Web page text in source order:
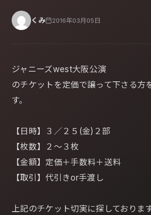
くみ 2016年03月05日
ジャニーズwest大阪公演
のチケットを定価で譲って下さる方
す。
【日時】３／２５(金)２部
【枚数】２～３枚
【金額】定価＋手数料＋送料
【取引】代引きor手渡し
上記のチケット切実に探しておりま